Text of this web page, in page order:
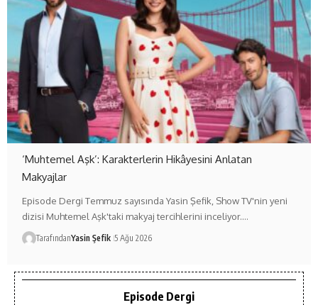
‘Muhtemel Aşk’: Karakterlerin Hikâyesini Anlatan
Makyajlar
Episode Dergi Temmuz sayısında Yasin Şefik, Show TV'nin yeni
dizisi Muhtemel Aşk'taki makyaj tercihlerini inceliyor.…
TarafındanYasin Şefik 5 Ağu 2026
Episode Dergi